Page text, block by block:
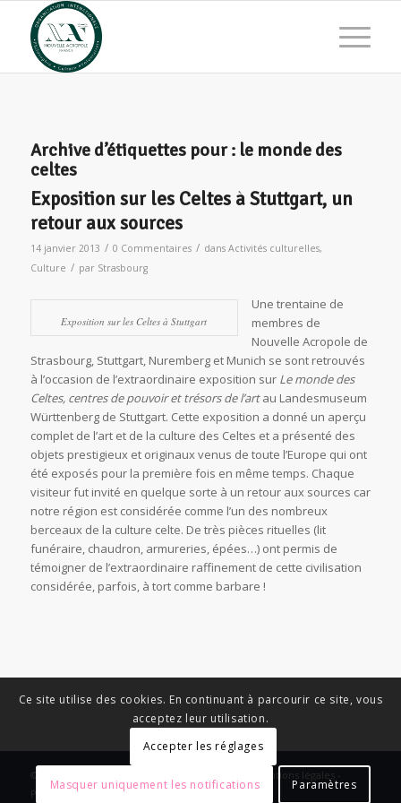
Archive d’étiquettes pour : le monde des
celtes
Exposition sur les Celtes à Stuttgart, un
retour aux sources
14 janvier 2013 / 0 Commentaires / dans Activités culturelles,
Culture / par Strasbourg
Exposition sur les Celtes à Stuttgart
Une trentaine de
membres de
Nouvelle Acropole de
Strasbourg, Stuttgart, Nuremberg et Munich se sont retrouvés
à l’occasion de l’extraordinaire exposition sur Le monde des
Celtes, centres de pouvoir et trésors de l’artau Landesmuseum
Württenberg de Stuttgart. Cette exposition a donné un aperçu
complet de l’art et de la culture des Celtes et a présenté des
objets prestigieux et originaux venus de toute l’Europe qui ont
été exposés pour la première fois en même temps. Chaque
visiteur fut invité en quelque sorte à un retour aux sources car
notre région est considérée comme l’un des nombreux
berceaux de la culture celte. De très pièces rituelles (lit
funéraire, chaudron, armureries, épées…) ont permis de
témoigner de l’extraordinaire raffinement de cette civilisation
considérée, parfois, à tort comme barbare !
© Copyright - News Nouvelle Acropole - 2023 - Mentions légales -
Politique de confidentialité
Ce site utilise des cookies. En continuant à parcourir ce site, vous
acceptez leur utilisation.
Accepter les réglages
Masquer uniquement les notifications Paramètres